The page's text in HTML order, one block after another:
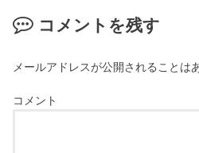
コメントを残す
メールアドレスが公開されることは
コメント